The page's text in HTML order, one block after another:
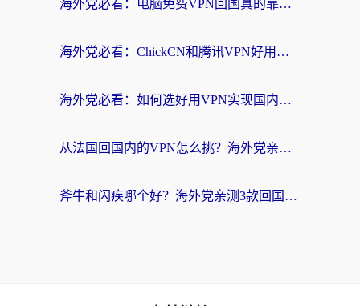
海外党必看：电脑免费VPN回国真的靠谱吗？附实测对比与最优方案指南
海外党必看：ChickCN和腾讯VPN好用吗？3招选对回国加速器，告别地区限制
海外党必看：如何选好用VPN实现国内资源无缝访问？从越南到全球都适用
从法国回国内的VPN怎么挑？海外党亲测：稳定、多端、安全才是关键
斧牛和闪疾哪个好？海外党亲测3款回国加速器，教你选到不踩坑的那一款